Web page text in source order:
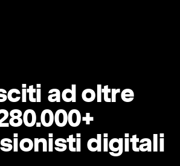
ad oltre
digitali